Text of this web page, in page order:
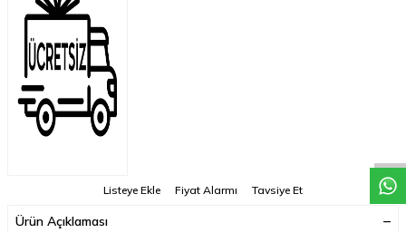
Listeye Ekle Fiyat Alarmı Tavsiye Et
Ürün Açıklaması